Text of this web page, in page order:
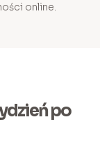
online.
po